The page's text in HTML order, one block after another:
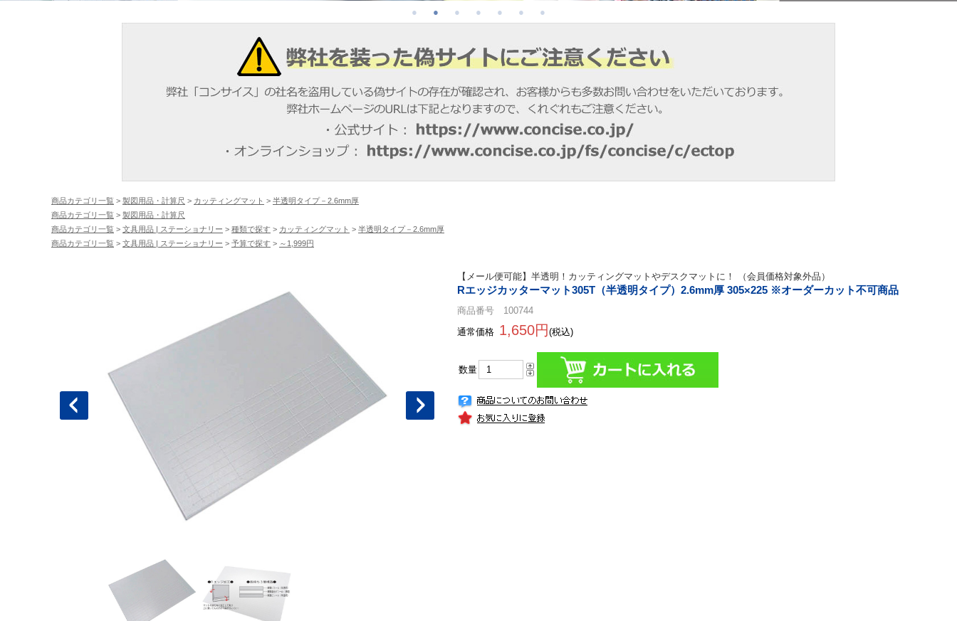
商品カテゴリ一覧 > 製図用品・計算尺 > カッティングマット > 半透明タイプ－2.6mm厚
商品カテゴリ一覧 > 製図用品・計算尺
商品カテゴリ一覧 > 文具用品 | ステーショナリー > 種類で探す > カッティングマット > 半透明タイプ－2.6mm厚
商品カテゴリ一覧 > 文具用品 | ステーショナリー > 予算で探す > ～1,999円
【メール便可能】半透明！カッティングマットやデスクマットに！ （会員価格対象外品）
Rエッジカッターマット305T（半透明タイプ）2.6mm厚 305×225 ※オーダーカット不可商品
商品番号 100744
通常価格 1,650円 (税込)
数量